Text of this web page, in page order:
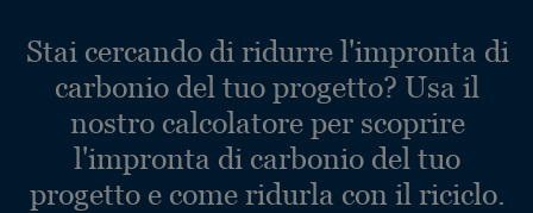
Stai cercando di ridurre l'impronta di
carbonio del tuo progetto? Usa il
nostro calcolatore per scoprire
l'impronta di carbonio del tuo
progetto e come ridurla con il riciclo.